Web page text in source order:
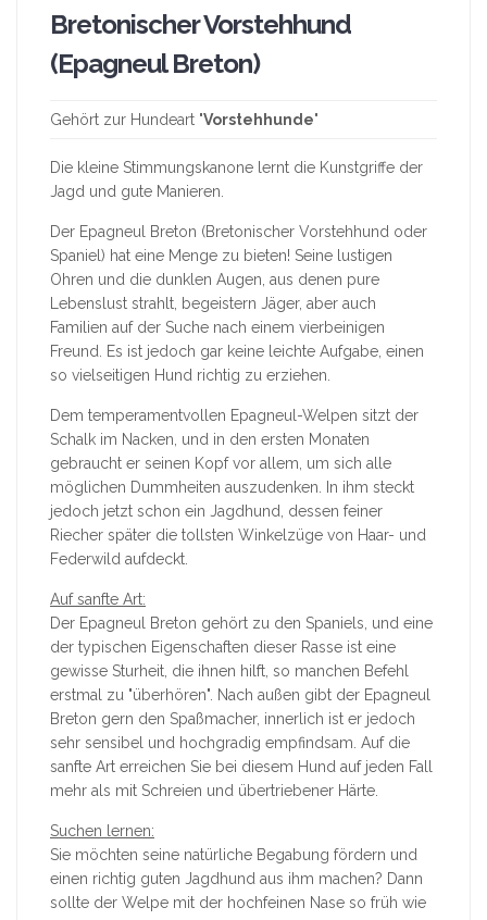
Bretonischer Vorstehhund
(Epagneul Breton)
Gehört zur Hundeart "Vorstehhunde"
Die kleine Stimmungskanone lernt die Kunstgriffe der
Jagd und gute Manieren.
Der Epagneul Breton (Bretonischer Vorstehhund oder
Spaniel) hat eine Menge zu bieten! Seine lustigen
Ohren und die dunklen Augen, aus denen pure
Lebenslust strahlt, begeistern Jäger, aber auch
Familien auf der Suche nach einem vierbeinigen
Freund. Es ist jedoch gar keine leichte Aufgabe, einen
so vielseitigen Hund richtig zu erziehen.
Dem temperamentvollen Epagneul-Welpen sitzt der
Schalk im Nacken, und in den ersten Monaten
gebraucht er seinen Kopf vor allem, um sich alle
möglichen Dummheiten auszudenken. In ihm steckt
jedoch jetzt schon ein Jagdhund, dessen feiner
Riecher später die tollsten Winkelzüge von Haar- und
Federwild aufdeckt.
Auf sanfte Art:
Der Epagneul Breton gehört zu den Spaniels, und eine
der typischen Eigenschaften dieser Rasse ist eine
gewisse Sturheit, die ihnen hilft, so manchen Befehl
erstmal zu "überhören". Nach außen gibt der Epagneul
Breton gern den Spaßmacher, innerlich ist er jedoch
sehr sensibel und hochgradig empfindsam. Auf die
sanfte Art erreichen Sie bei diesem Hund auf jeden Fall
mehr als mit Schreien und übertriebener Härte.
Suchen lernen:
Sie möchten seine natürliche Begabung fördern und
einen richtig guten Jagdhund aus ihm machen? Dann
sollte der Welpe mit der hochfeinen Nase so früh wie